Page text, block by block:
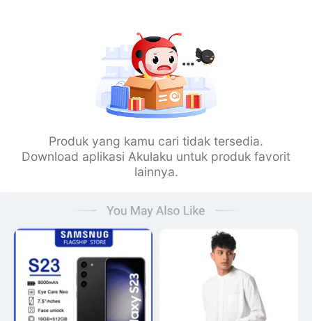
Produk yang kamu cari tidak tersedia.
Download aplikasi Akulaku untuk produk favorit
lainnya.